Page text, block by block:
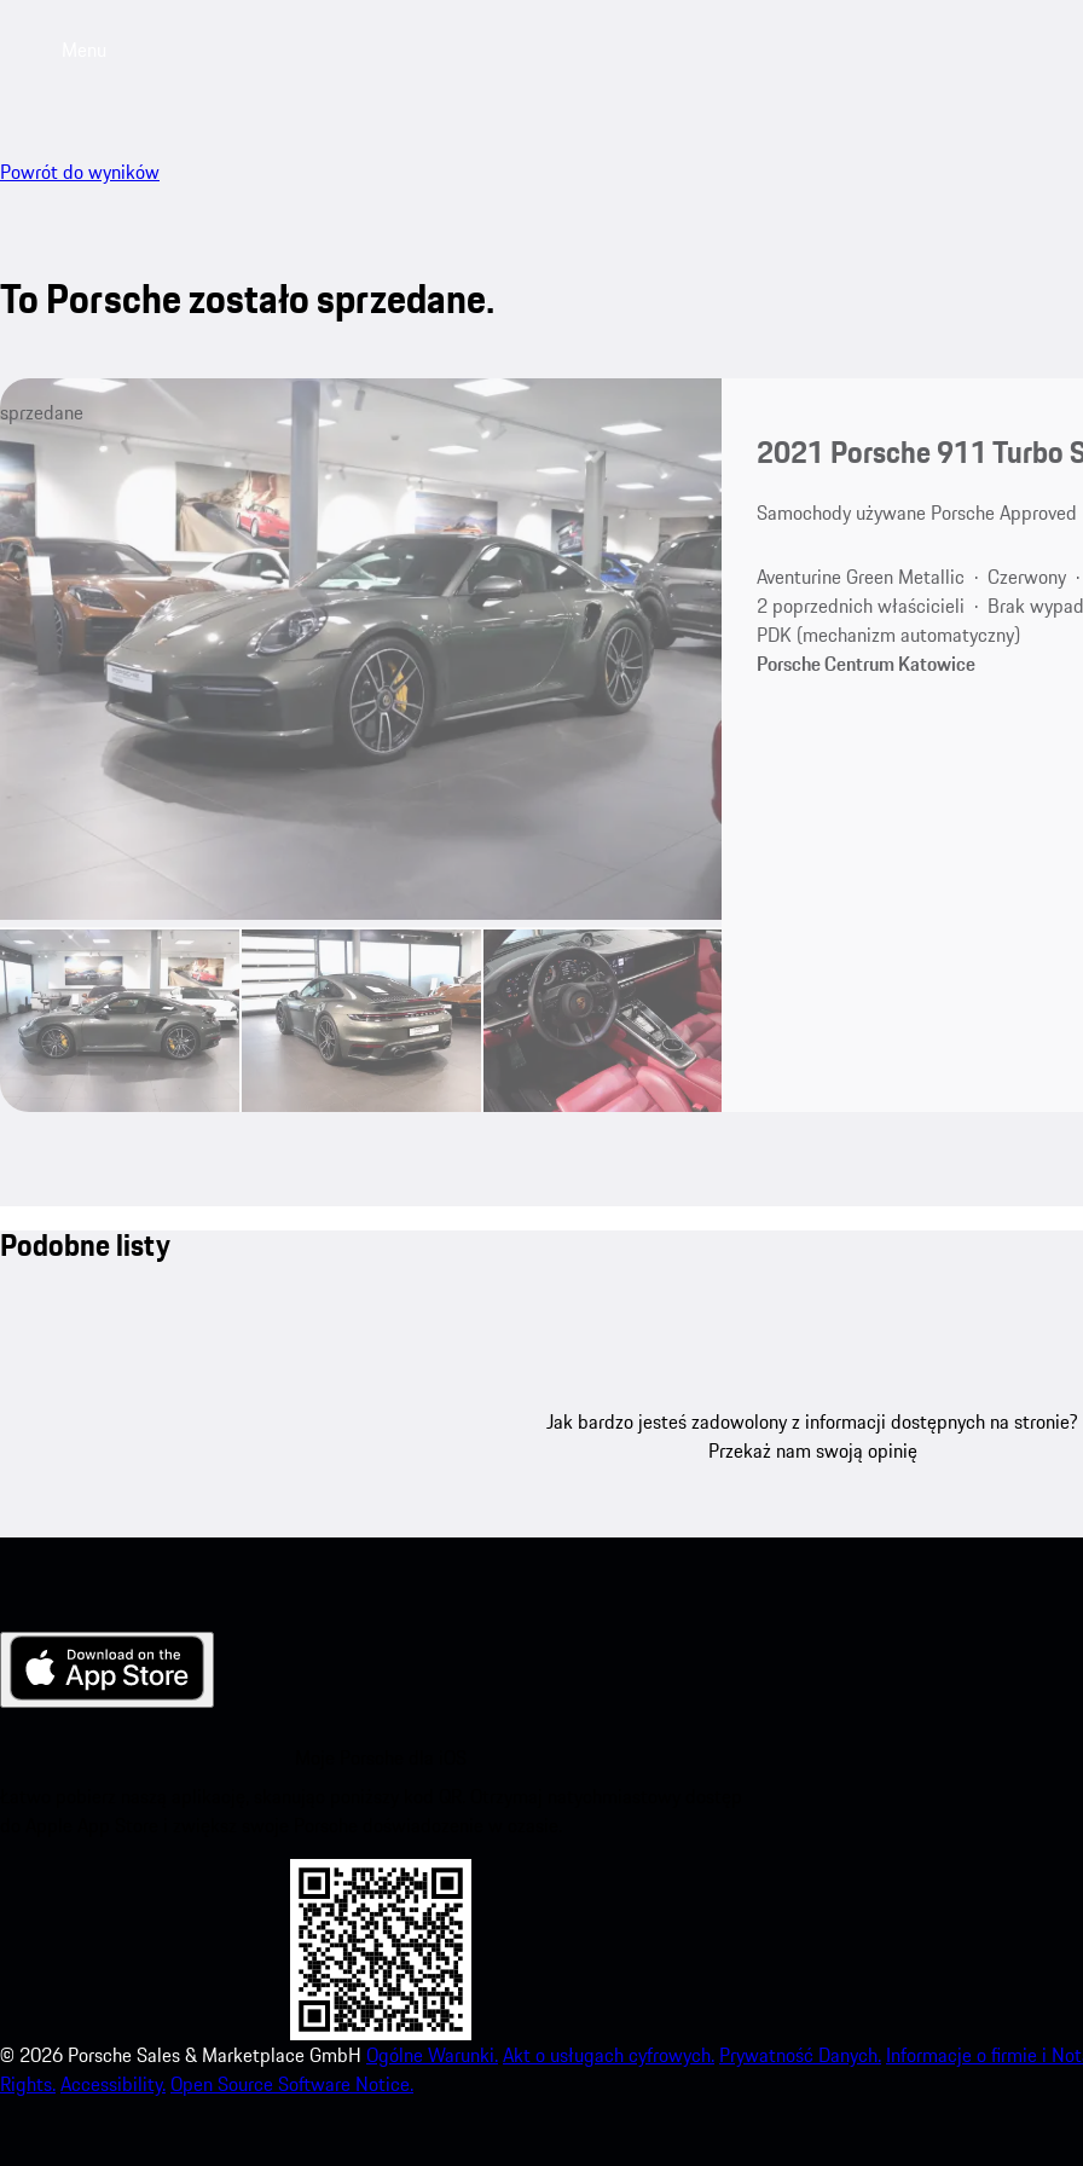
Powrót do wyników
To Porsche zostało sprzedane.
sprzedane
2021 Porsche 911 Turbo
Samochody używane Porsche Approved
Aventurine Green Metallic Czerwony
2 poprzednich właścicieli
Brak
PDK (mechanizm automatyczny)
Porsche Centrum Katowice
Podobne listy
Jak bardzo jesteś zadowolony z informacji dostępnych na stronie?
Przekaż nam swoją opinię
© 2026 Porsche Sales & Marketplace GmbH Ogólne Warunki.Akt o usługach cyfrowych. Prywatność Danych. Informacje o firmie i
Rights.Accessibility.Open Source Software Notice.